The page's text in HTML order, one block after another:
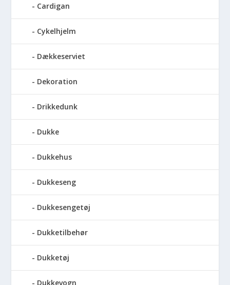
Cardigan
Cykelhjelm
Dækkeserviet
Dekoration
Drikkedunk
Dukke
Dukkehus
Dukkeseng
Dukkesengetøj
Dukketilbehør
Dukketøj
Dukkevogn